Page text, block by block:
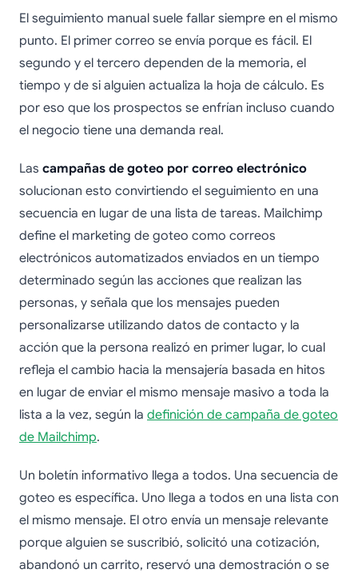
El seguimiento manual suele fallar siempre en el mismo
punto. El primer correo se envía porque es fácil. El
segundo y el tercero dependen de la memoria, el
tiempo y de si alguien actualiza la hoja de cálculo. Es
por eso que los prospectos se enfrían incluso cuando
el negocio tiene una demanda real.
Las campañas de goteo por correo electrónico
solucionan esto convirtiendo el seguimiento en una
secuencia en lugar de una lista de tareas. Mailchimp
define el marketing de goteo como correos
electrónicos automatizados enviados en un tiempo
determinado según las acciones que realizan las
personas, y señala que los mensajes pueden
personalizarse utilizando datos de contacto y la
acción que la persona realizó en primer lugar, lo cual
refleja el cambio hacia la mensajería basada en hitos
en lugar de enviar el mismo mensaje masivo a toda la
lista a la vez, según la definición de campaña de goteo
de Mailchimp.
Un boletín informativo llega a todos. Una secuencia de
goteo es específica. Uno llega a todos en una lista con
el mismo mensaje. El otro envía un mensaje relevante
porque alguien se suscribió, solicitó una cotización,
abandonó un carrito, reservó una demostración o se